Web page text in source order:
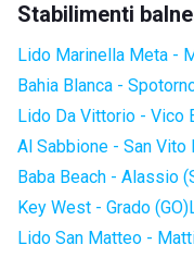
Stabilimenti
Lido Marinella Meta -
Bahia Blanca -
Lido Da Vittorio - Vico
Al Sabbione - San Vito
Baba Beach - Alassio
Key West - Grado (GO)
Lido San Matteo -